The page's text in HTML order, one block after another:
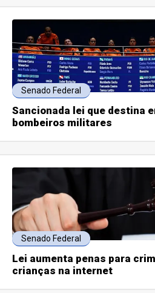
Senado Federal
Sancionada lei que destina
bombeiros militares
Senado Federal
Lei aumenta penas para
crianças na internet